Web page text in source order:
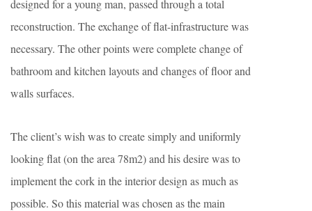
designed for a young man, passed through a total
reconstruction. The exchange of flat-infrastructure was
necessary. The other points were complete change of
bathroom and kitchen layouts and changes of floor and
walls surfaces.
The client’s wish was to create simply and uniformly
looking flat (on the area 78m2) and his desire was to
implement the cork in the interior design as much as
possible. So this material was chosen as the main